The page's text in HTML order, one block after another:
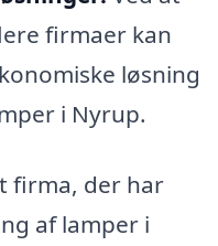
firmaer kan
løsning
i Nyrup.
firma, der har
af lamper i